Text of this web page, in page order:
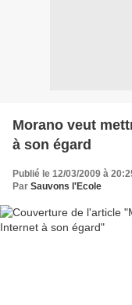
Morano veut
à son égard
Publié le 12/03/2009 à
Par Sauvons l'Ecole